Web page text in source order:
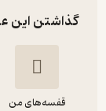
گذاشتن این
قفسه‌های من